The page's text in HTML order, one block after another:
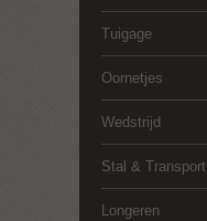
Tuigage
Oornetjes
Wedstrijd
Stal & Transport
Longeren